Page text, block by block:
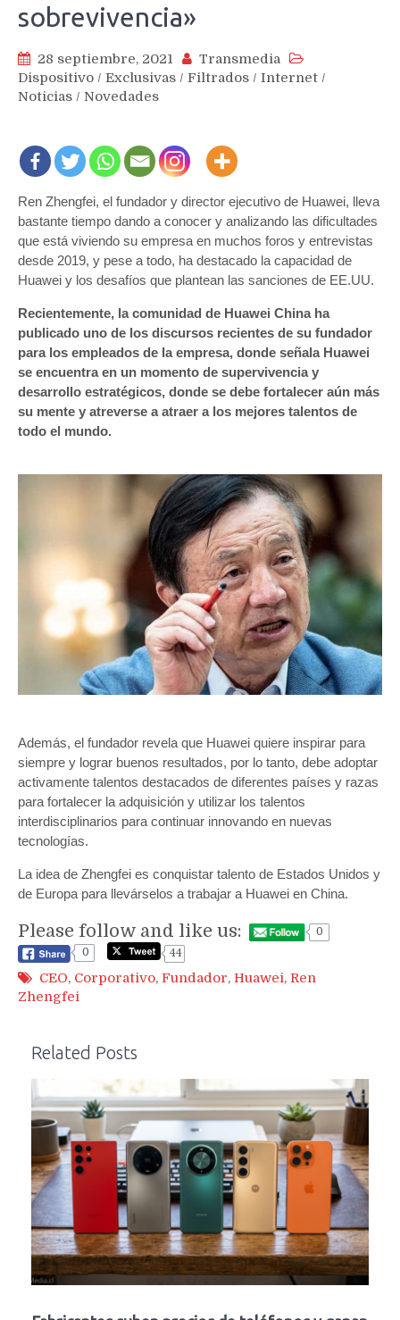
sobrevivencia»
28 septiembre, 2021
Transmedia
Dispositivo / Exclusivas / Filtrados / Internet /
Noticias / Novedades
Ren Zhengfei, el fundador y director ejecutivo de Huawei, lleva
bastante tiempo dando a conocer y analizando las dificultades
que está viviendo su empresa en muchos foros y entrevistas
desde 2019, y pese a todo, ha destacado la capacidad de
Huawei y los desafíos que plantean las sanciones de EE.UU.
Recientemente, la comunidad de Huawei China ha
publicado uno de los discursos recientes de su fundador
para los empleados de la empresa, donde señala Huawei
se encuentra en un momento de supervivencia y
desarrollo estratégicos, donde se debe fortalecer aún más
su mente y atreverse a atraer a los mejores talentos de
todo el mundo.
Además, el fundador revela que Huawei quiere inspirar para
siempre y lograr buenos resultados, por lo tanto, debe adoptar
activamente talentos destacados de diferentes países y razas
para fortalecer la adquisición y utilizar los talentos
interdisciplinarios para continuar innovando en nuevas
tecnologías.
La idea de Zhengfei es conquistar talento de Estados Unidos y
de Europa para llevárselos a trabajar a Huawei en China.
Please follow and like us:
0
0
44
CEO, Corporativo, Fundador, Huawei, Ren
Zhengfei
Related Posts